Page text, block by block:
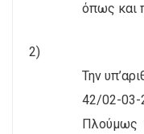
όπως και
2)
Την υπ’
42/02-
Πλούμως